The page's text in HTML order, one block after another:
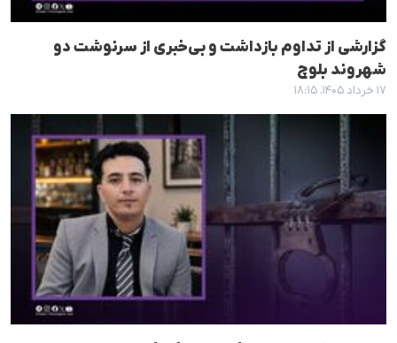
گزارشی از تداوم بازداشت و بی‌خبری از سرنوشت دو
شهروند بلوچ
۱۷ خرداد ۱۴۰۵، ۱۸:۱۵